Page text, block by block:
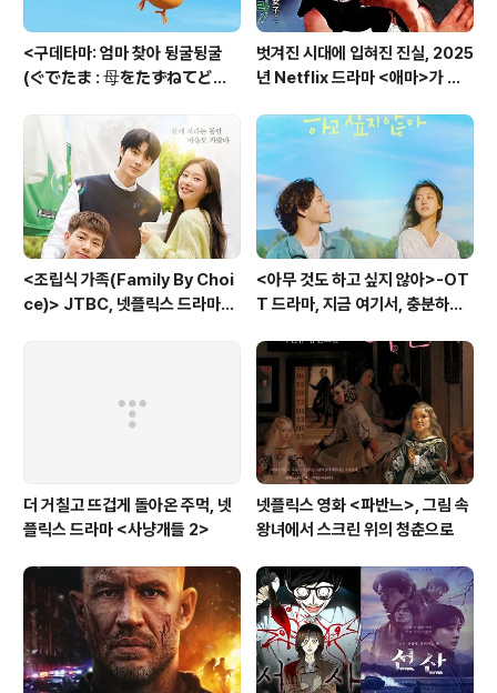
<구데타마: 엄마 찾아 뒹굴뒹굴
(ぐでたま : 母をたずねてどん
뼈 때리는 귀여움
벗겨진 시대에 입혀진 진실, 2025
년 Netflix 드라마 <애마>가 그
<조립식 가족(Family By Choi
ce)> JTBC, 넷플릭스 드라마-
<아무 것도 하고 싶지 않아>-OT
T 드라마, 지금 여기서, 충분하고
더 거칠고 뜨겁게 돌아온 주먹, 넷
플릭스 드라마 <사냥개들 2>
넷플릭스 영화 <파반느>, 그림 속
왕녀에서 스크린 위의 청춘으로